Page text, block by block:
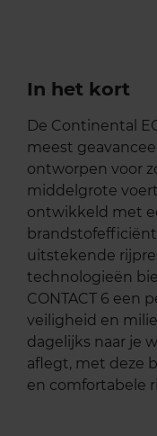
In het kort
De Continental
meest
ontworpen voor
middelgrote
ontwikkeld met
uitstekende
technologieën
CONTACT 6 een
veiligheid en
dagelijks naar je
aflegt, met deze
en comfortabele